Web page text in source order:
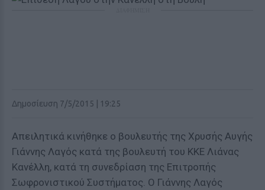
Δημοσίευση 7/5/2015 | 19:25
Απειλητικά κινήθηκε ο βουλευτής της Χρυσής Αυγής
Γιάννης Λαγός κατά της βουλευτή του ΚΚΕ Λιάνας
Κανέλλη, κατά τη συνεδρίαση της Επιτροπής
Σωφρονιστικού Συστήματος. O Γιάννης Λαγός